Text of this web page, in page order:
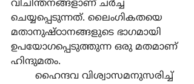
വിചിന്തനങ്ങളാണ് ചര്‍ച്ച
ചെയ്യപ്പെടുന്നത്. ലൈംഗികതയെ
മതാനുഷ്ഠാനങ്ങളുടെ ഭാഗമായി
ഉപയോഗപ്പെടുത്തുന്ന ഒരു മതമാണ്
ഹിന്ദുമതം.